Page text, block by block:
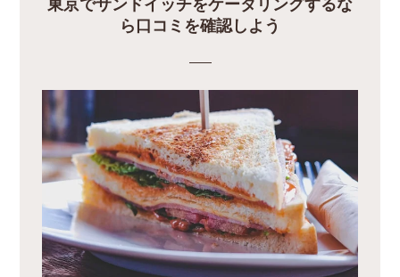
東京でサンドイッチをケータリングするな
ら口コミを確認しよう